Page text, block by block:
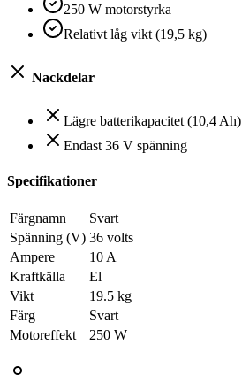
250 W motorstyrka
Relativt låg vikt (19,5 kg)
Nackdelar
Lägre batterikapacitet (10,4 Ah)
Endast 36 V spänning
Specifikationer
Färgnamn
Svart
Spänning (V) 36 volts
Ampere
10 A
Kraftkälla
El
Vikt
19.5 kg
Färg
Svart
Motoreffekt
250 W